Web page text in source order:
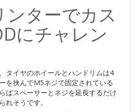
ンターでカス
にチャレン
タイヤのホイールとハンドリムは4
を挟んでM5ネジで固定されている
ばスペーサーとネジを延長するだけ
れそうです。